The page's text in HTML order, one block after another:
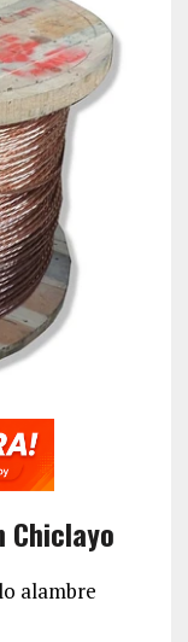
Chiclayo
alambre